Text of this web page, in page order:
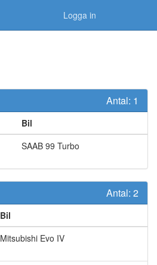
Logga in
Antal: 1
Bil
SAAB 99 Turbo
Antal: 2
Bil
Mitsubishi Evo IV